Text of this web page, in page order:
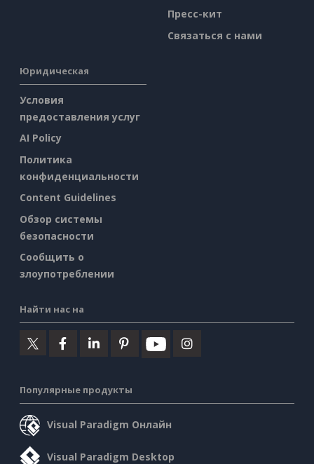
Пресс-кит
Связаться с нами
Юридическая
Условия
предоставления услуг
AI Policy
Политика
конфиденциальности
Content Guidelines
Обзор системы
безопасности
Сообщить о
злоупотреблении
Найти нас на
Популярные продукты
Visual Paradigm Онлайн
Visual Paradigm Desktop